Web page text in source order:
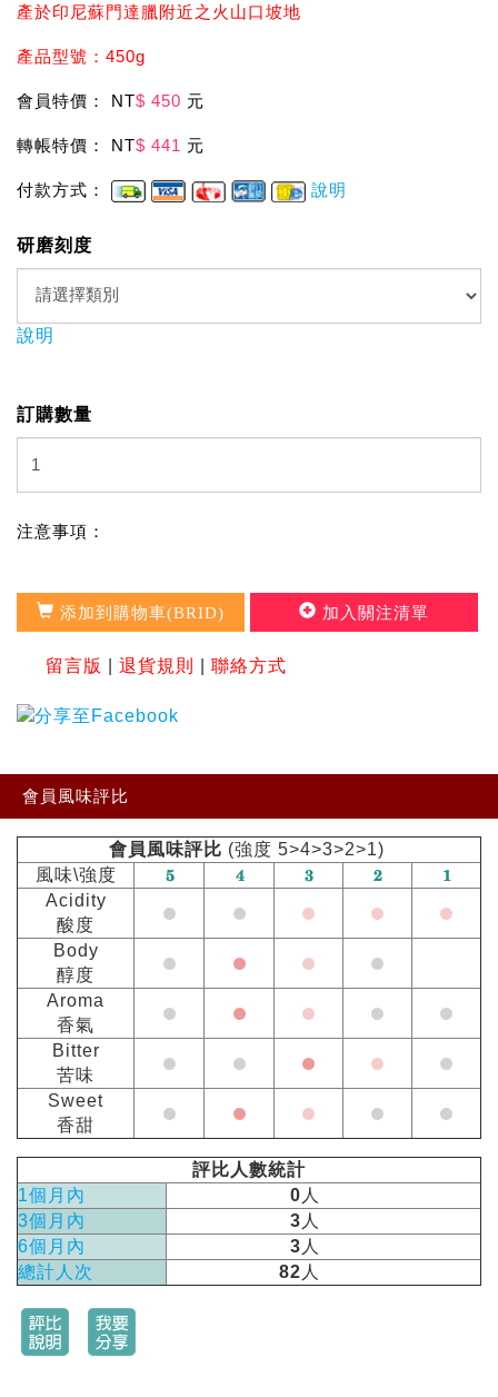
產於印尼蘇門達臘附近之火山口坡地
產品型號：450g
會員特價： NT$ 450 元
轉帳特價： NT$ 441 元
付款方式： 說明
研磨刻度
說明
訂購數量
注意事項：
添加到購物車(BRID) 加入關注清單
留言版 退貨規則 聯絡方式
會員風味評比
會員風味評比 (強度 5>4>3>2>1)
風味\強度
Acidity
酸度
Body
醇度
Aroma
香氣
Bitter
苦味
Sweet
香甜
評比人數統計
1個月內
0 人
3個月內
3 人
6個月內
3 人
總計人次
82 人